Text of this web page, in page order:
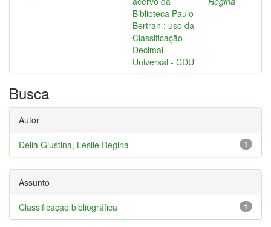
Biblioteca Paulo
Bertran : uso da
Classificação
Decimal
Universal - CDU
Busca
Autor
1
Della Giustina, Leslie Regina
Assunto
1
Classificação bibliográfica